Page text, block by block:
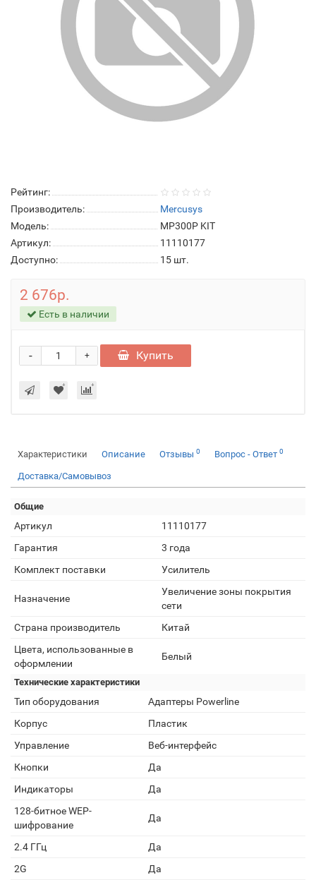
Рейтинг:
Производитель:
Mercusys
Модель:
MP300P KIT
Артикул:
11110177
Доступно:
15 шт.
2 676р.
Есть в наличии
+
- Купить
Характеристики Описание Отзывы 0 Вопрос - Ответ 0
Доставка/Самовывоз
Общие
Артикул
11110177
Гарантия
3 года
Комплект поставки
Усилитель
Назначение
Увеличение зоны покрытия
сети
Страна производитель
Китай
Цвета, использованные в
оформлении
Белый
Технические характеристики
Тип оборудования
Адаптеры Powerline
Корпус
Пластик
Управление
Веб-интерфейс
Кнопки
Да
Индикаторы
Да
128-битное WEP-
шифрование
Да
2.4 ГГц
Да
2G
Да